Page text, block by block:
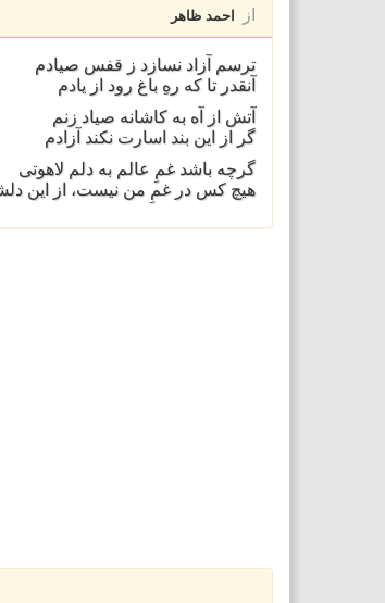
از احمد ظاهر
ترسم آزاد نسازد ز قفس صیادم
آنقدر تا که رهِ باغ رود از یادم
آتش از آه به کاشانه صیاد زنم
گر از این بند اسارت نکند آزادم
گرچه باشد غمِ عالم به دلم لاهوتی
هیچ کس در غمِ من نیست، از این